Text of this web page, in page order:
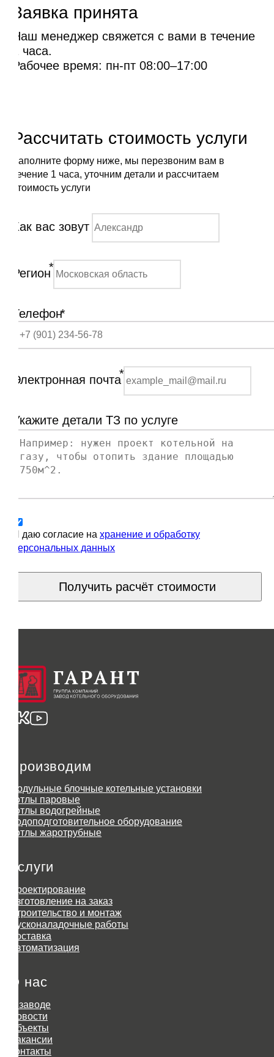
Заявка принята
Наш менеджер свяжется с вами в течение
1 часа.
Рабочее время: пн-пт 08:00–17:00
Рассчитать стоимость услуги
Заполните форму ниже, мы перезвоним вам в
течение 1 часа, уточним детали и рассчитаем
стоимость услуги
Как вас зовут
Регион*
Телефон*
Электронная почта*
Укажите детали ТЗ по услуге
Я даю согласие на хранение и обработку
персональных данных
Получить расчёт стоимости
Производим
Модульные блочные котельные установки
Котлы паровые
Котлы водогрейные
Водоподготовительное оборудование
Котлы жаротрубные
Услуги
Проектирование
Изготовление на заказ
Строительство и монтаж
Пусконаладочные работы
Доставка
Автоматизация
О нас
О заводе
Новости
Объекты
Вакансии
Контакты